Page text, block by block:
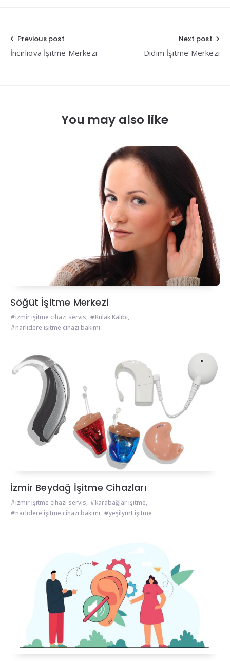
Yazı
gezinmesi
Previous post
İncirliova İşitme Merkezi
Next post
Didim İşitme Merkezi
You may also like
Söğüt İşitme Merkezi
izmir işitme cihazı servis, Kulak Kalıbı,
narlıdere işitme cihazı bakımı
İzmir Beydağ İşitme Cihazları
izmir işitme cihazı servis, karabağlar işitme,
narlıdere işitme cihazı bakımı, yeşilyurt işitme